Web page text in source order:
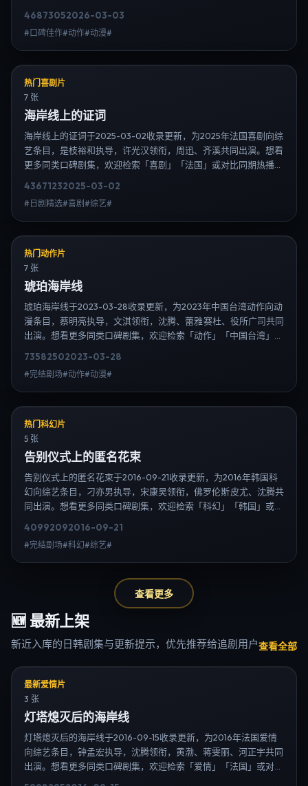
延伸检索日韩电视剧、韩剧全集、日剧高清等长尾词。
46873052026-03-03
#口碑佳作#动作#动漫#
热门喜剧片
7 张
海岸线上的证词
海岸线上的证词于2025-03-02收录更新，为2025年法国喜剧向综
艺条目，是枝裕和执导，许光汉领衔，周迅、齐溪共同出演。想看
更多同类口碑剧集，欢迎检索「喜剧」「法国」或对比同期热播榜
剧、韩剧全集、日剧高清等长尾词。
43671232025-03-02
#日剧精选#喜剧#综艺#
热门动作片
7 张
琥珀海岸线
琥珀海岸线于2023-03-28收录更新，为2023年中国台湾动作向动
漫条目，蔡明亮执导，文淇领衔，沈腾、蕾雅·赛杜、役所广司共同
出演。想看更多同类口碑剧集，欢迎检索「动作」「中国台湾」或
伸检索日韩电视剧、韩剧全集、日剧高清等长尾词。
73582502023-03-28
#完结剧场#动作#动漫#
热门科幻片
5 张
告别仪式上的匿名花束
告别仪式上的匿名花束于2016-09-21收录更新，为2016年韩国科
幻向综艺条目，刁亦男执导，宋康昊领衔，佛罗伦斯·皮尤、沈腾共
同出演。想看更多同类口碑剧集，欢迎检索「科幻」「韩国」或对
检索日韩电视剧、韩剧全集、日剧高清等长尾词。
40992092016-09-21
#完结剧场#科幻#综艺#
查看更多
🆕 最新上架
新近入库的日韩剧集与更新提示，优先推荐给追剧用户查看全部
最新爱情片
3 张
灯塔熄灭后的海岸线
灯塔熄灭后的海岸线于2016-09-15收录更新，为2016年法国爱情
向综艺条目，钟孟宏执导，沈腾领衔，黄渤、蒋雯丽、河正宇共同
出演。想看更多同类口碑剧集，欢迎检索「爱情」「法国」或对比